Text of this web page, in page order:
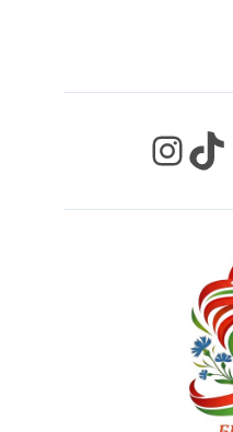
InstagramTikTok